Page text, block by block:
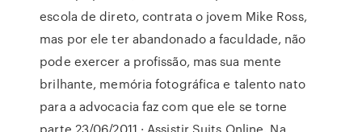
escola de direto, contrata o jovem Mike Ross,
mas por ele ter abandonado a faculdade, não
pode exercer a profissão, mas sua mente
brilhante, memória fotográfica e talento nato
para a advocacia faz com que ele se torne
parte 23/06/2011 · Assistir Suits Online. Na